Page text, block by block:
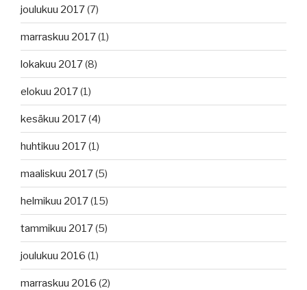
joulukuu 2017(7)
marraskuu 2017(1)
lokakuu 2017(8)
elokuu 2017(1)
kesäkuu 2017(4)
huhtikuu 2017(1)
maaliskuu 2017(5)
helmikuu 2017(15)
tammikuu 2017(5)
joulukuu 2016 (1)
marraskuu 2016 (2)